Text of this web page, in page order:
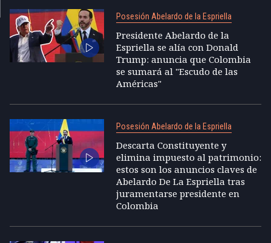
Posesión Abelardo de la Espriella
Presidente Abelardo de la
Espriella se alía con Donald
Trump: anuncia que Colombia
se sumará al "Escudo de las
Américas"
Posesión Abelardo de la Espriella
Descarta Constituyente y
elimina impuesto al patrimonio:
estos son los anuncios claves de
Abelardo De La Espriella tras
juramentarse presidente en
Colombia